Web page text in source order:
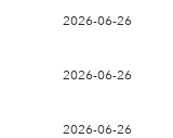
2026-06-26
2026-06-26
2026-06-26